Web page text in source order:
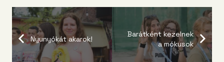
Nyunyókát akarok!
Barátként kezelnek
a mókusok